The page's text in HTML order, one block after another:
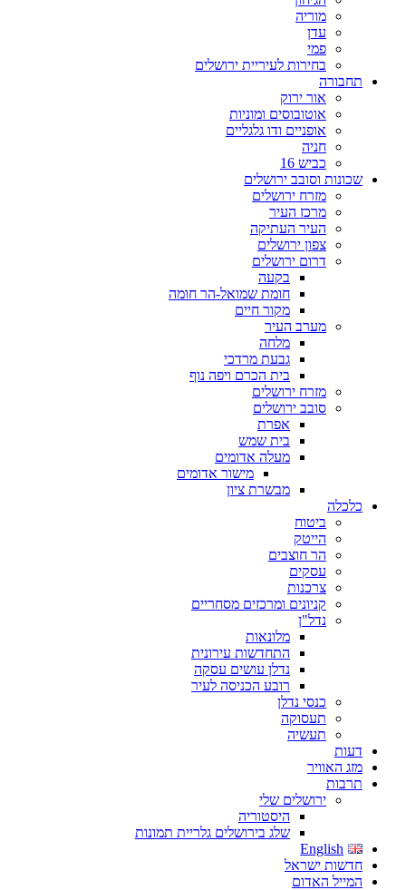
מוריה
עדן
פמי
בחירות לעיריית ירושלים
תחבורה
אור ירוק
אוטובוסים ומוניות
אופניים ודו גלגליים
חניה
כביש 16
שכונות וסובב ירושלים
מזרח ירושלים
מרכז העיר
העיר העתיקה
צפון ירושלים
דרום ירושלים
בקעה
חומת שמואל-הר חומה
מקור חיים
מערב העיר
מלחה
גבעת מרדכי
בית הכרם ויפה נוף
מזרח ירושלים
סובב ירושלים
אפרת
בית שמש
מעלה אדומים
מישור אדומים
מבשרת ציון
כלכלה
ביטוח
הייטק
הר חוצבים
עסקים
צרכנות
קניונים ומרכזים מסחריים
נדל"ן
מלונאות
התחדשות עירונית
נדלן עושים עסקה
רובע הכניסה לעיר
כנסי נדלן
תעסוקה
תעשיה
דעות
מזג האוויר
תרבות
ירושלים שלי
היסטוריה
שלג בירושלים גלריית תמונות
English
חדשות ישראל
המייל האדום